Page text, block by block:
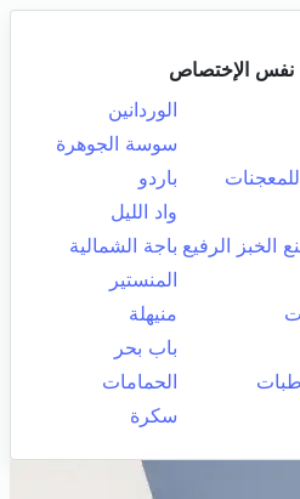
الإختصاص
الوردانين
سوسة الجوهرة
باردو
واد الليل
الخبز الرفيع باجة الشمالية
المنستير
منيهلة
باب بحر
الحمامات
سكرة